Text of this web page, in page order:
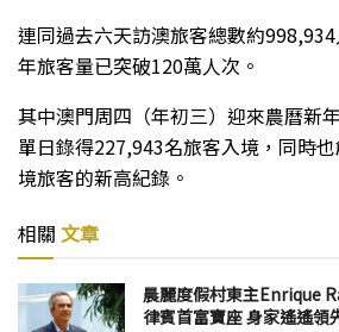
連同過去六天訪澳旅客總數約
年旅客量已突破120萬人次。
其中澳門周四（年初三）迎來農曆新
單日錄得227,943名旅客入境，同時
境旅客的新高紀錄。
相關 文章
晨麗度假村東主Enrique
律賓首富寶座 身家遙遙領